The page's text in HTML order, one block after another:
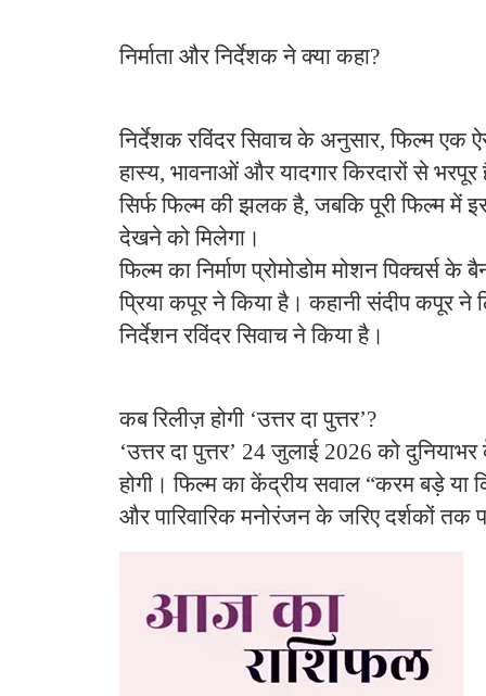
निर्माता और निर्देशक ने क्या कहा?
निर्देशक रविंदर सिवाच के अनुसार, फिल्म एक
हास्य, भावनाओं और यादगार किरदारों से
सिर्फ फिल्म की झलक है, जबकि पूरी फिल्म में
देखने को मिलेगा।
फिल्म का निर्माण प्रोमोडोम मोशन पिक्चर्स
प्रिया कपूर ने किया है। कहानी संदीप कपूर
निर्देशन रविंदर सिवाच ने किया है।
कब रिलीज़ होगी ‘उत्तर दा पुत्तर’?
‘उत्तर दा पुत्तर’ 24 जुलाई 2026 को
होगी। फिल्म का केंद्रीय सवाल “करम बड़े या
और पारिवारिक मनोरंजन के जरिए दर्शकों तक